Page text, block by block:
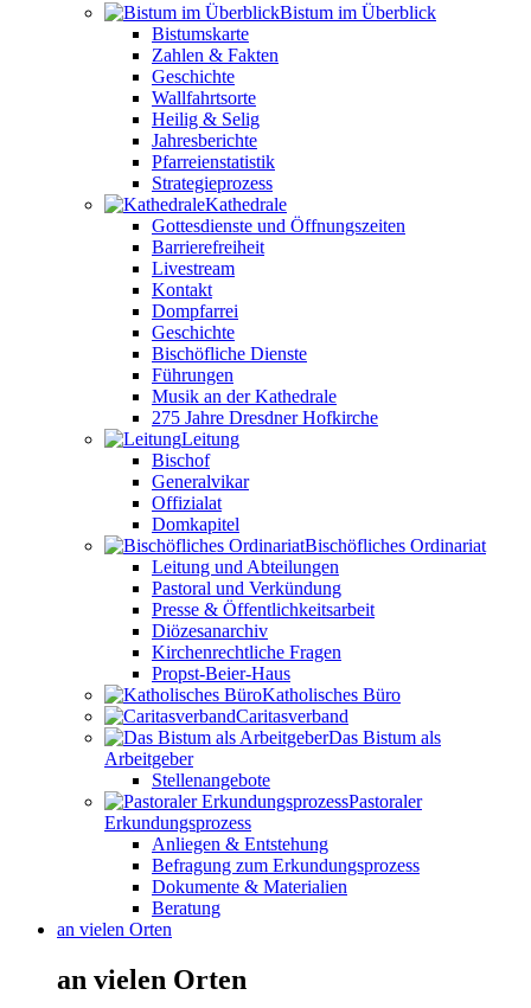
Bistum im Überblick
Bistumskarte
Zahlen & Fakten
Geschichte
Wallfahrtsorte
Heilig & Selig
Jahresberichte
Pfarreienstatistik
Strategieprozess
Kathedrale
Gottesdienste und Öffnungszeiten
Barrierefreiheit
Livestream
Kontakt
Dompfarrei
Geschichte
Bischöfliche Dienste
Führungen
Musik an der Kathedrale
275 Jahre Dresdner Hofkirche
Leitung
Bischof
Generalvikar
Offizialat
Domkapitel
Bischöfliches Ordinariat
Leitung und Abteilungen
Pastoral und Verkündung
Presse & Öffentlichkeitsarbeit
Diözesanarchiv
Kirchenrechtliche Fragen
Propst-Beier-Haus
Katholisches Büro
Caritasverband
Das Bistum als
Arbeitgeber
Stellenangebote
Pastoraler
Erkundungsprozess
Anliegen & Entstehung
Befragung zum Erkundungsprozess
Dokumente & Materialien
Beratung
an vielen Orten
an vielen Orten